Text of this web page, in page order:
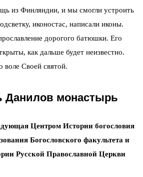
из Финляндии, и мы смогли устроить
иконостас, написали иконы.
дорогого батюшки. Его
как дальше будет неизвестно.
воле Своей святой.
Данилов монастырь
Центром Истории богословия
Богословского факультета и
Русской Православной Церкви